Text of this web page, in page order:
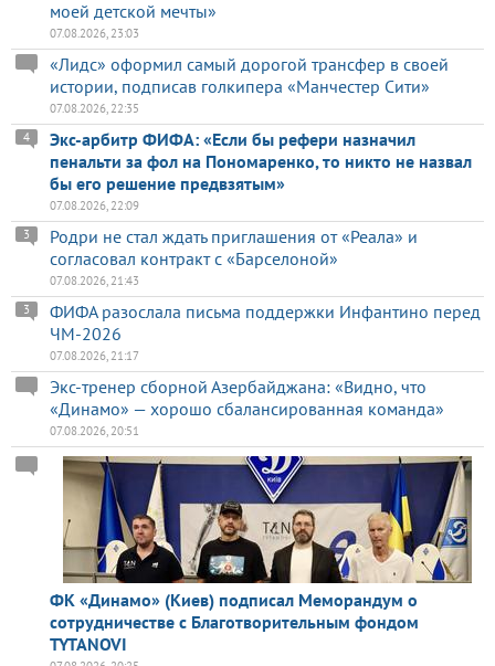
моей детской мечты»
07.08.2026, 23:03
«Лидс» оформил самый дорогой трансфер в своей
истории, подписав голкипера «Манчестер Сити»
07.08.2026, 22:35
Экс-арбитр ФИФА: «Если бы рефери назначил
пенальти за фол на Пономаренко, то никто не назвал
бы его решение предвзятым»
4
07.08.2026, 22:09
Родри не стал ждать приглашения от «Реала» и
согласовал контракт с «Барселоной»
3
07.08.2026, 21:43
ФИФА разослала письма поддержки Инфантино перед
ЧМ-2026
3
07.08.2026, 21:17
Экс-тренер сборной Азербайджана: «Видно, что
«Динамо» — хорошо сбалансированная команда»
07.08.2026, 20:51
ФК «Динамо» (Киев) подписал Меморандум о
сотрудничестве с Благотворительным фондом
TYTANOVI